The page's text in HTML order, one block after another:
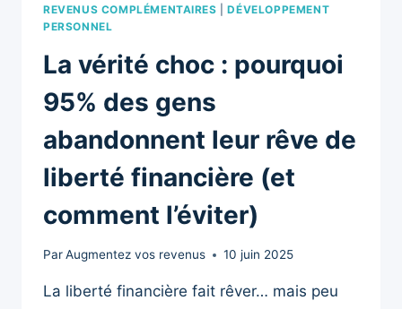
REVENUS COMPLÉMENTAIRES |DÉVELOPPEMENT
PERSONNEL
La vérité choc : pourquoi
95% des gens
abandonnent leur rêve de
liberté financière (et
comment l’éviter)
ParAugmentez vos revenus 10 juin 2025
La liberté financière fait rêver… mais peu